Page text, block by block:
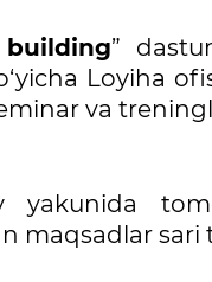
”
Loyiha
va
yakunida
maqsadlar sari